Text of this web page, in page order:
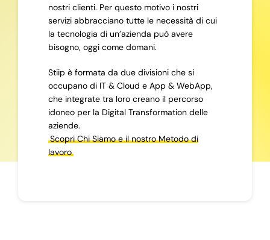
nostri clienti. Per questo motivo i nostri
servizi abbracciano tutte le necessità di cui
la tecnologia di un’azienda può avere
bisogno, oggi come domani.
Stiip è formata da due divisioni che si
occupano di IT & Cloud e App & WebApp,
che integrate tra loro creano il percorso
idoneo per la Digital Transformation delle
aziende.
Scopri Chi Siamo e il nostro Metodo di
lavoro